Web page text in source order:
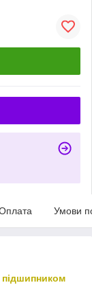
Умови
підшипником